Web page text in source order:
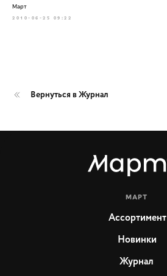
Март
2010-06-25 09:22
Вернуться в Журнал
МАРТ
Ассортимент
Новинки
Журнал